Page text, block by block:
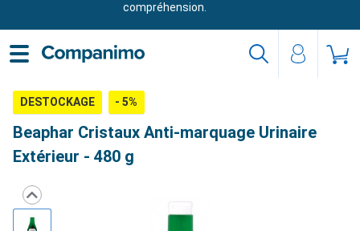
compréhension.
DESTOCKAGE - 5%
Beaphar Cristaux Anti-marquage Urinaire
Extérieur - 480 g